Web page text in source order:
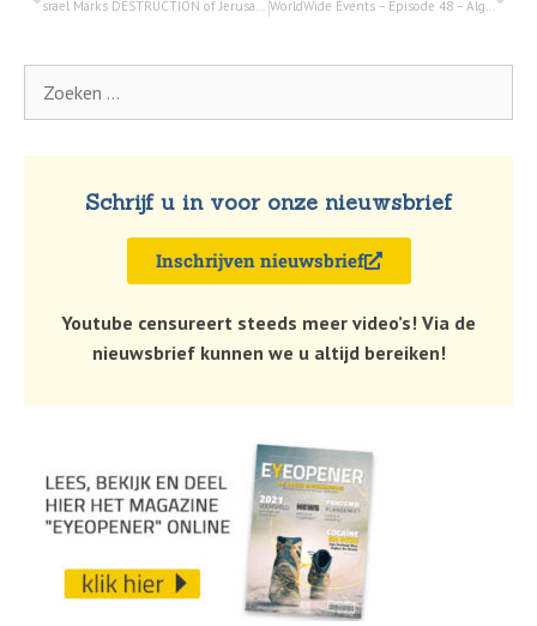
Schrijf u in voor onze nieuwsbrief
Inschrijven nieuwsbrief
Youtube censureert steeds meer video’s! Via de
nieuwsbrief kunnen we u altijd bereiken!